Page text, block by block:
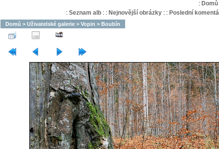
: Domů
: Seznam alb: : Nejnovější obrázky: : Poslední
Domů > Uživatelské galerie > Vopin > Boubín